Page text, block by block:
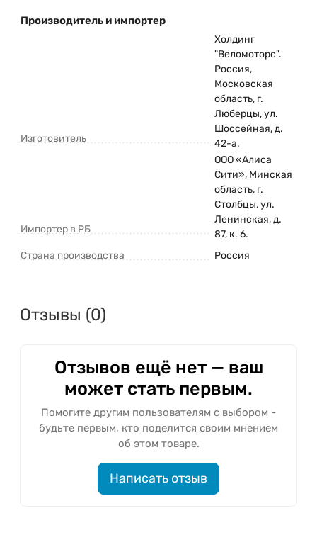
Производитель и импортер
Изготовитель
Холдинг
"Веломоторс".
Россия,
Московская
область, г.
Люберцы, ул.
Шоссейная, д.
42-а.
Импортер в РБ
ООО «Алиса
Сити», Минская
область, г.
Столбцы, ул.
Ленинская, д.
87, к. 6.
Страна производства
Россия
Отзывы (0)
Отзывов ещё нет — ваш
может стать первым.
Помогите другим пользователям с выбором -
будьте первым, кто поделится своим мнением
об этом товаре.
Написать отзыв